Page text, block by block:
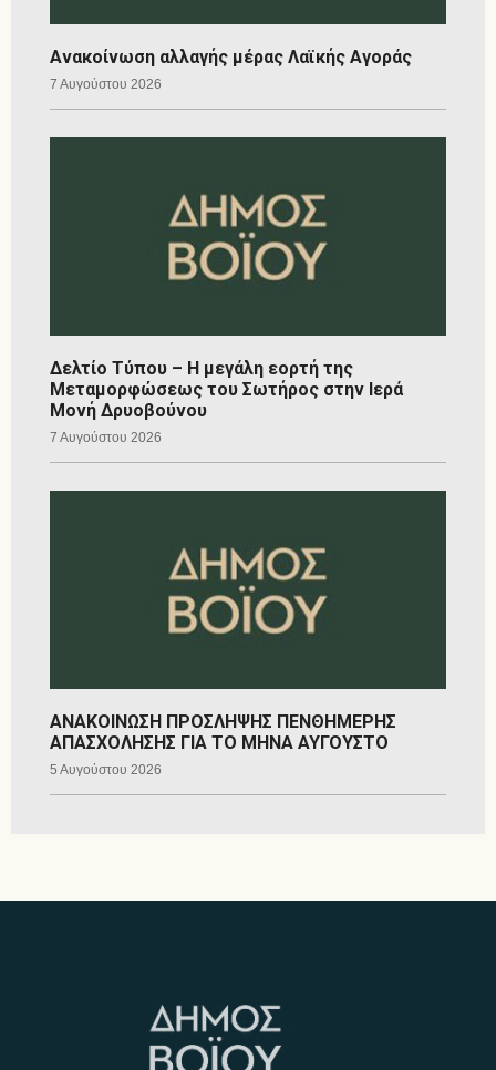
Ανακοίνωση αλλαγής μέρας Λαϊκής Αγοράς
7 Αυγούστου 2026
Δελτίο Τύπου – Η μεγάλη εορτή της
Μεταμορφώσεως του Σωτήρος στην Ιερά
Μονή Δρυοβούνου
7 Αυγούστου 2026
ΑΝΑΚΟΙΝΩΣΗ ΠΡΟΣΛΗΨΗΣ ΠΕΝΘΗΜΕΡΗΣ
ΑΠΑΣΧΟΛΗΣΗΣ ΓΙΑ ΤΟ ΜΗΝΑ ΑΥΓΟΥΣΤΟ
5 Αυγούστου 2026